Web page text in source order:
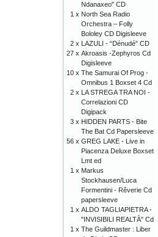
Ndanaxeo" CD
1 x North Sea Radio
Orchestra – Folly
Bololey CD Digisleeve
2 x LAZULI - “Dénudé” CD
27 x Akroasis -Zephyros Cd
Digisleeve
10 x The Samurai Of Prog -
Omnibus 1 Boxset 4 Cd
2 x LA STREGA TRA NOI -
Correlazioni CD
Digipack
3 x HIDDEN PARTS - Bite
The Bat Cd Papersleeve
56 x GREG LAKE - Live in
Piacenza Deluxe Boxset
Lmt ed
1 x Markus
Stockhausen/Luca
Formentini - Rêverie Cd
papersleeve
1 x ALDO TAGLIAPIETRA -
"INVISIBILI REALTÀ" Cd
1 x The Guildmaster : Liber